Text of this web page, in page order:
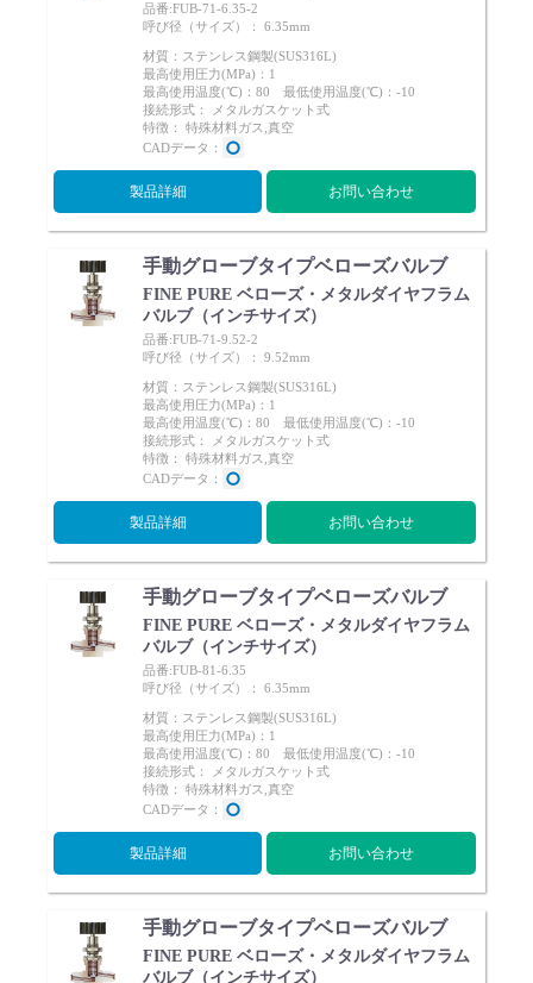
品番:FUB-71-6.35-2
呼び径（サイズ）： 6.35mm
材質：ステンレス鋼製(SUS316L)
最高使用圧力(MPa)：1
最高使用温度(℃)：80 最低使用温度(℃)：-10
接続形式： メタルガスケット式
特徴： 特殊材料ガス,真空
CADデータ：
製品詳細 お問い合わせ
手動グローブタイプベローズバルブ
FINE PURE ベローズ・メタルダイヤフラム
バルブ（インチサイズ）
品番:FUB-71-9.52-2
呼び径（サイズ）： 9.52mm
材質：ステンレス鋼製(SUS316L)
最高使用圧力(MPa)：1
最高使用温度(℃)：80 最低使用温度(℃)：-10
接続形式： メタルガスケット式
特徴： 特殊材料ガス,真空
CADデータ：
製品詳細 お問い合わせ
手動グローブタイプベローズバルブ
FINE PURE ベローズ・メタルダイヤフラム
バルブ（インチサイズ）
品番:FUB-81-6.35
呼び径（サイズ）： 6.35mm
材質：ステンレス鋼製(SUS316L)
最高使用圧力(MPa)：1
最高使用温度(℃)：80 最低使用温度(℃)：-10
接続形式： メタルガスケット式
特徴： 特殊材料ガス,真空
CADデータ：
製品詳細 お問い合わせ
手動グローブタイプベローズバルブ
FINE PURE ベローズ・メタルダイヤフラム
バルブ（インチサイズ）